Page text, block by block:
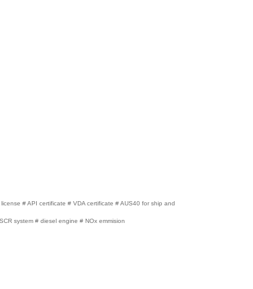
# API certificate # VDA certificate # AUS40 for ship and
system # diesel engine # NOx emmision